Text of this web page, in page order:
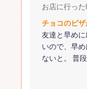
お店に行っ
チョコのピザ
友達と早め
いので、早
ないと。 普